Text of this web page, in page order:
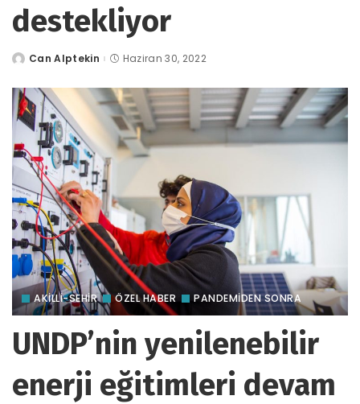
destekliyor
tarafından
Can Alptekin Haziran 30, 2022
AKILLI-SEHIR ÖZEL HABER PANDEMİDEN SONRA
UNDP’nin yenilenebilir
enerji eğitimleri devam